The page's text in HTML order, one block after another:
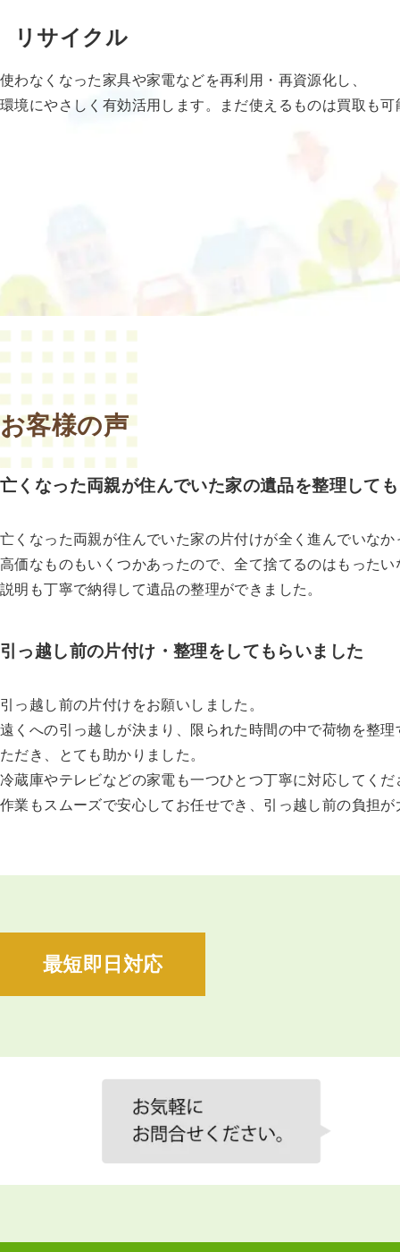
リサイクル
使わなくなった家具や家電などを再利用・再資源化し、
環境にやさしく有効活用します。まだ使えるものは買取も可
お客様の声
亡くなった両親が住んでいた家の遺品を整理して
亡くなった両親が住んでいた家の片付けが全く進んでいな
高価なものもいくつかあったので、全て捨てるのはもった
説明も丁寧で納得して遺品の整理ができました。
引っ越し前の片付け・整理をしてもらいました
引っ越し前の片付けをお願いしました。
遠くへの引っ越しが決まり、限られた時間の中で荷物を整
ただき、とても助かりました。
冷蔵庫やテレビなどの家電も一つひとつ丁寧に対応してく
作業もスムーズで安心してお任せでき、引っ越し前の負担
最短即日対応